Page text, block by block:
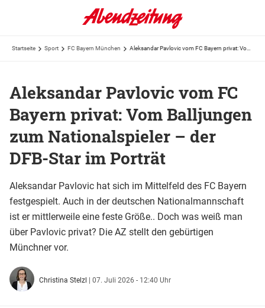
Startseite Sport FC Bayern München
Aleksandar Pavlovic vom FC
Bayern privat: Vom Balljungen
zum Nationalspieler – der
DFB-Star im Porträt
Aleksandar Pavlovic hat sich im Mittelfeld des FC Bayern
festgespielt. Auch in der deutschen Nationalmannschaft
ist er mittlerweile eine feste Größe.. Doch was weiß man
über Pavlovic privat? Die AZ stellt den gebürtigen
Münchner vor.
Christina Stelzl | 07. Juli 2026 - 12:40 Uhr